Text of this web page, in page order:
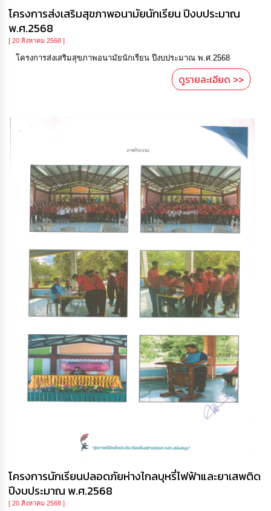
โครงการส่งเสริมสุขภาพอนามัยนักเรียน ปีงบประมาณ
พ.ศ.2568
[ 20 สิงหาคม 2568 ]
โครงการส่งเสริมสุขภาพอนามัยนักเรียน ปีงบประมาณ พ.ศ.2568
ดูรายละเอียด >>
โครงการนักเรียนปลอดภัยห่างไกลบุหรี่ไฟฟ้าและยาเสพติด
ปีงบประมาณ พ.ศ.2568
[ 20 สิงหาคม 2568 ]